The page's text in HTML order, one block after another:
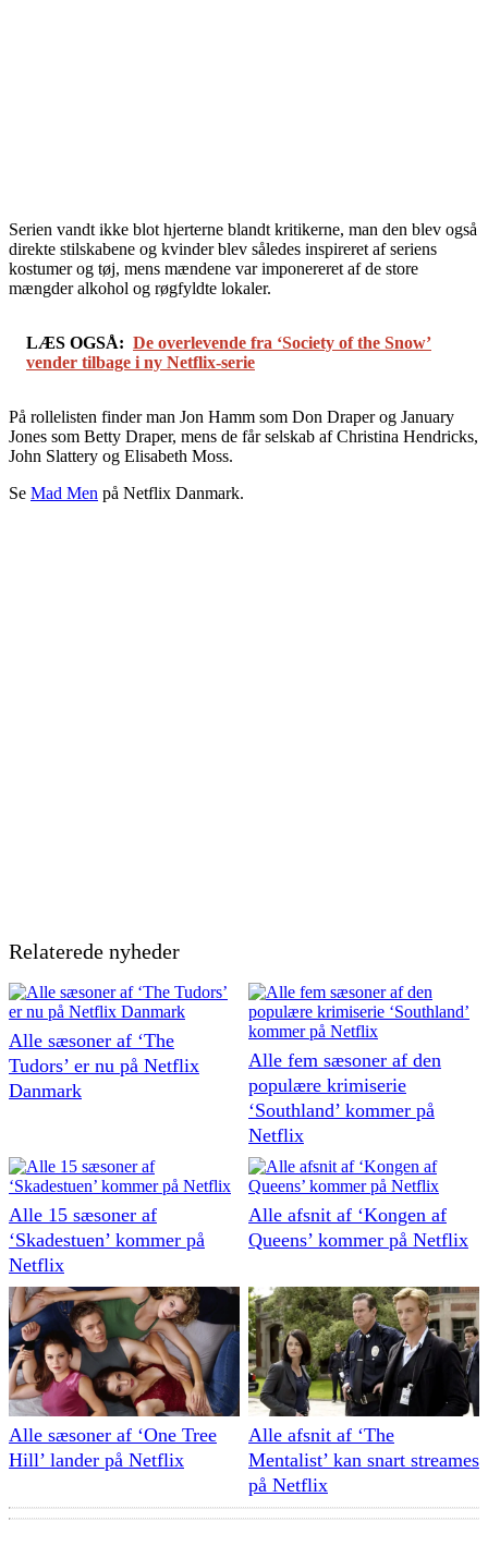
Serien vandt ikke blot hjerterne blandt kritikerne, man den blev også
direkte stilskabene og kvinder blev således inspireret af seriens
kostumer og tøj, mens mændene var imponereret af de store
mængder alkohol og røgfyldte lokaler.
LÆS OGSÅ: De overlevende fra ‘Society of the Snow’
vender tilbage i ny Netflix-serie
På rollelisten finder man Jon Hamm som Don Draper og January
Jones som Betty Draper, mens de får selskab af Christina Hendricks,
John Slattery og Elisabeth Moss.
Se Mad Men på Netflix Danmark.
Relaterede nyheder
Alle sæsoner af ‘The
Tudors’ er nu på Netflix
Danmark
Alle fem sæsoner af den
populære krimiserie
‘Southland’ kommer på
Netflix
Alle 15 sæsoner af
‘Skadestuen’ kommer på
Netflix
Alle afsnit af ‘Kongen af
Queens’ kommer på Netflix
Alle sæsoner af ‘One Tree
Hill’ lander på Netflix
Alle afsnit af ‘The
Mentalist’ kan snart streames
på Netflix